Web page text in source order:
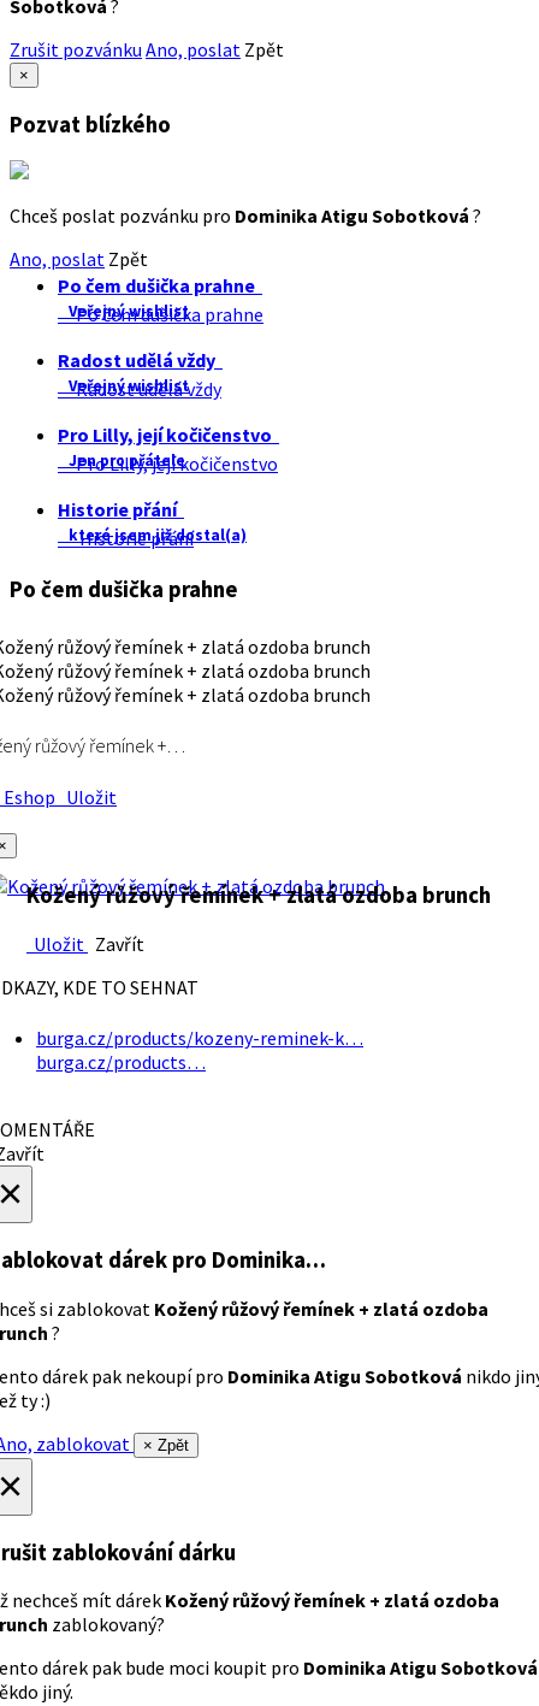
Sobotková ?
Zrušit pozvánku Ano, poslat Zpět
×
Pozvat blízkého
Chceš poslat pozvánku pro Dominika Atigu Sobotková ?
Ano, poslat Zpět
Po čem dušička prahne
Veřejný wishlist
Po čem dušička prahne
Radost udělá vždy
Veřejný wishlist
Radost udělá vždy
Pro Lilly, její kočičenstvo
Jen pro přátele
Pro Lilly, její kočičenstvo
Historie přání
které jsem již dostal(a)
Historie přání
Po čem dušička prahne
růžový řemínek +…
Uložit
Kožený růžový řemínek + zlatá ozdoba brunch
Uložit Zavřít
KDE TO SEHNAT
burga.cz/products/kozeny-reminek-k…
burga.cz/products…
dárek pro Dominika…
si zablokovat Kožený růžový řemínek + zlatá ozdoba
?
dárek pak nekoupí pro Dominika Atigu Sobotková nikdo
ty :)
zablokovat
× Zpět
zablokování dárku
nechceš mít dárek Kožený růžový řemínek + zlatá ozdoba
zablokovaný?
dárek pak bude moci koupit pro Dominika Atigu Sobotková
jiný.